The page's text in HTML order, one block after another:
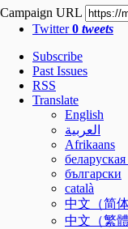
Campaign URL
Twitter0 tweets
Subscribe
Past Issues
RSS
Translate
English
العربية
Afrikaans
български
català
中文（简体
中文（繁體